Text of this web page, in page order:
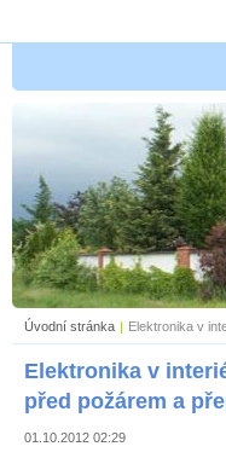
Úvodní stránka | Elektronika v
Elektronika v
před požárem a
01.10.2012 02:29